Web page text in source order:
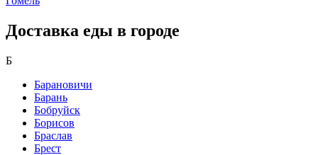
Доставка еды в городе
Б
Барановичи
Барань
Бобруйск
Борисов
Браслав
Брест